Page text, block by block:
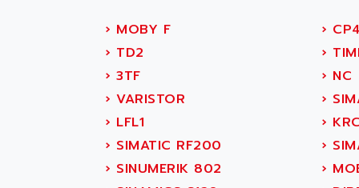
HMI
SIMATIC HMI
SIMATIC OPERATOR
ABL
ABL SURSUM
ABLE SYSTEMS
ABLIC
ABOUTBATTERIE
ABRACON
ABS COMPUTERS
› MOBY F ›
› TD2 ›
› 3TF › NC
› VARISTOR ›
› LFL1 ›
› SIMATIC RF200 ›
› SINUMERIK 802 ›